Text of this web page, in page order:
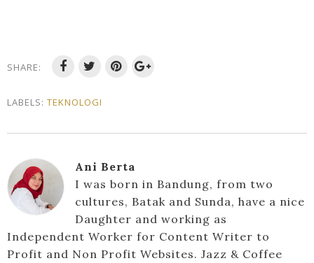
SHARE:
LABELS: TEKNOLOGI
Ani Berta
I was born in Bandung, from two
cultures, Batak and Sunda, have a nice
Daughter and working as
Independent Worker for Content Writer to
Profit and Non Profit Websites. Jazz & Coffee